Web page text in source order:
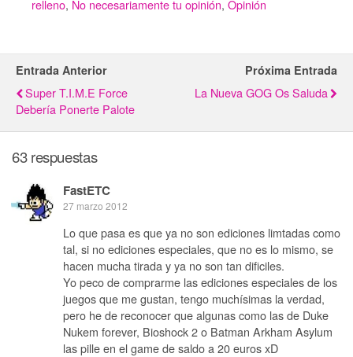
relleno, No necesariamente tu opinión, Opinión
Entrada Anterior
Super T.I.M.E Force
Debería Ponerte Palote
Próxima Entrada
La Nueva GOG Os Saluda
63 respuestas
FastETC
27 marzo 2012
Lo que pasa es que ya no son ediciones limtadas como
tal, si no ediciones especiales, que no es lo mismo, se
hacen mucha tirada y ya no son tan dificiles.
Yo peco de comprarme las ediciones especiales de los
juegos que me gustan, tengo muchísimas la verdad,
pero he de reconocer que algunas como las de Duke
Nukem forever, Bioshock 2 o Batman Arkham Asylum
las pille en el game de saldo a 20 euros xD